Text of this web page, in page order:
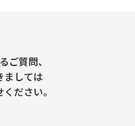
ご質問、
ましては
ださい。